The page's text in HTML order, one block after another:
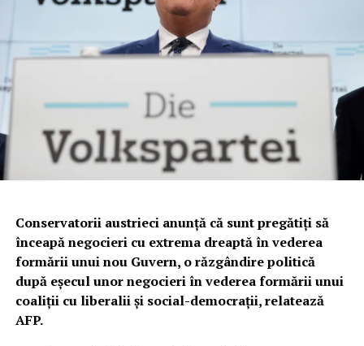
Conservatorii austrieci anunţă că sunt pregătiţi să
înceapă negocieri cu extrema dreaptă în vederea
formării unui nou Guvern, o răzgândire politică
după eşecul unor negocieri în vederea formării unui
coaliţii cu liberalii şi social-democraţii, relatează
AFP.